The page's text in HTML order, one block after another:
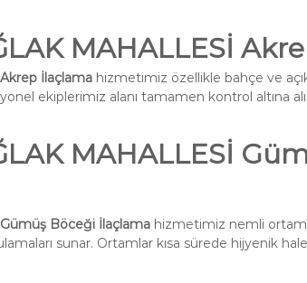
MAHALLESİ
İlaçlama hizmetimiz özellikle bahçe ve
ekiplerimiz alanı tamamen kontrol altına
MAHALLESİ
Böceği İlaçlama hizmetimiz nemli
sunar. Ortamlar kısa sürede hijyenik